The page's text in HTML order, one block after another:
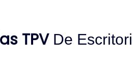
TPV De